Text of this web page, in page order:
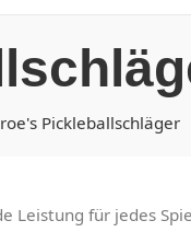
Pickleballschläger
für jedes